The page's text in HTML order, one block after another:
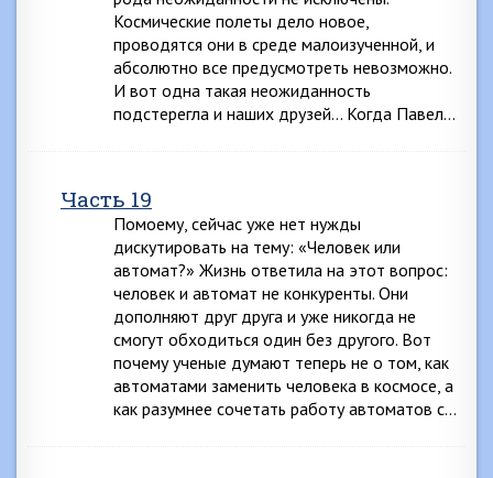
Космические полеты дело новое,
проводятся они в среде малоизученной, и
абсолютно все предусмотреть невозможно.
И вот одна такая неожиданность
подстерегла и наших друзей… Когда Павел…
Часть 19
Помоему, сейчас уже нет нужды
дискутировать на тему: «Человек или
автомат?» Жизнь ответила на этот вопрос:
человек и автомат не конкуренты. Они
дополняют друг друга и уже никогда не
смогут обходиться один без другого. Вот
почему ученые думают теперь не о том, как
автоматами заменить человека в космосе, а
как разумнее сочетать работу автоматов с…